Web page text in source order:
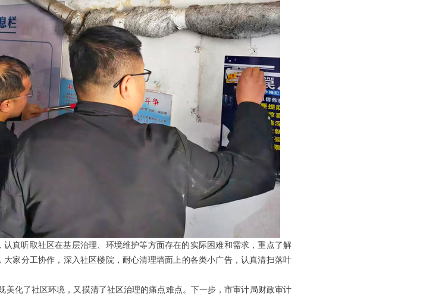
真听取社区在基层治理、环境维护等方面存在的实际困难和需求，重点了解
家分工协作，深入社区楼院，耐心清理墙面上的各类小广告，认真清扫落叶
美化了社区环境，又摸清了社区治理的痛点难点。下一步，市审计局财政审计